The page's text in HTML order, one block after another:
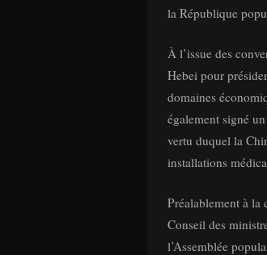
la République
À l’issue des
Hebei pour
domaines
également signé
vertu duquel la
installations
Préalablement à la
Conseil des
l’Assemblée